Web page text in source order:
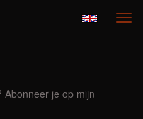
Abonneer je op mijn